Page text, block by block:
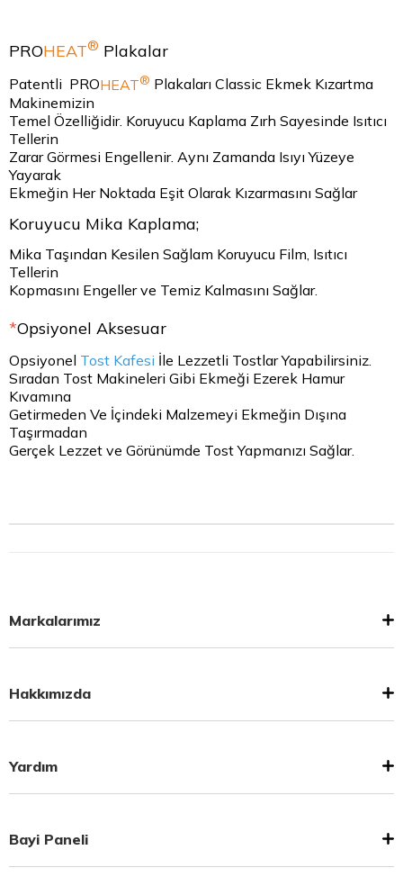
PROHEAT® Plakalar
Patentli PROHEAT® Plakaları Classic Ekmek Kızartma
Makinemizin
Temel Özelliğidir. Koruyucu Kaplama Zırh Sayesinde Isıtıcı
Tellerin
Zarar Görmesi Engellenir. Aynı Zamanda Isıyı Yüzeye
Yayarak
Ekmeğin Her Noktada Eşit Olarak Kızarmasını Sağlar
Koruyucu Mika Kaplama;
Mika Taşından Kesilen Sağlam Koruyucu Film, Isıtıcı
Tellerin
Kopmasını Engeller ve Temiz Kalmasını Sağlar.
*Opsiyonel Aksesuar
Opsiyonel Tost Kafesi İle Lezzetli Tostlar Yapabilirsiniz.
Sıradan Tost Makineleri Gibi Ekmeği Ezerek Hamur
Kıvamına
Getirmeden Ve İçindeki Malzemeyi Ekmeğin Dışına
Taşırmadan
Gerçek Lezzet ve Görünümde Tost Yapmanızı Sağlar.
Markalarımız
Hakkımızda
Yardım
Bayi Paneli